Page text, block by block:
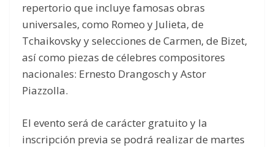
repertorio que incluye famosas obras
universales, como Romeo y Julieta, de
Tchaikovsky y selecciones de Carmen, de Bizet,
así como piezas de célebres compositores
nacionales: Ernesto Drangosch y Astor
Piazzolla.
El evento será de carácter gratuito y la
inscripción previa se podrá realizar de martes